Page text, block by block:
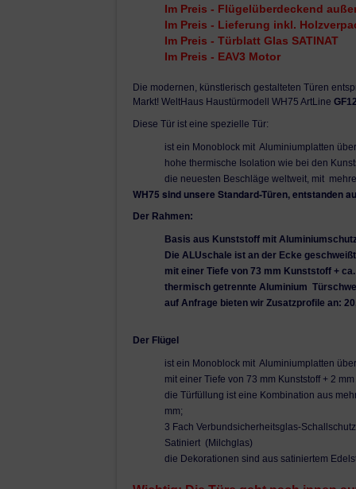
Im Preis - Flügelüberdeckend
Im Preis - Lieferung inkl.
Im Preis - Türblatt Glas SATINAT
Im Preis - EAV3 Motor
Die modernen, künstlerisch gestalteten Türen
Markt! WeltHaus Haustürmodell WH75 ArtLine GF12
Diese Tür ist eine spezielle Tür:
ist ein Monoblock mit Aluminiumplatten
hohe thermische Isolation wie bei den
die neuesten Beschläge weltweit, mit
WH75 sind unsere Standard-Türen, entstanden
Der Rahmen:
Basis aus Kunststoff mit
Die ALUschale ist an der Ecke
mit einer Tiefe von 73 mm Kunststoff +
thermisch getrennte Aluminium
auf Anfrage bieten wir Zusatzprofile an:
Der Flügel
ist ein Monoblock mit Aluminiumplatten
mit einer Tiefe von 73 mm Kunststoff + 2
die Türfüllung ist eine Kombination aus
mm;
3 Fach Verbundsicherheitsglas-
Satiniert (Milchglas)
die Dekorationen sind aus satiniertem